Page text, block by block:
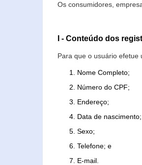
Os consumidores,
I - Conteúdo dos
Para que o usuário efetue
Nome Completo;
Número do CPF;
Endereço;
Data de nascimento;
Sexo;
Telefone; e
E-mail.